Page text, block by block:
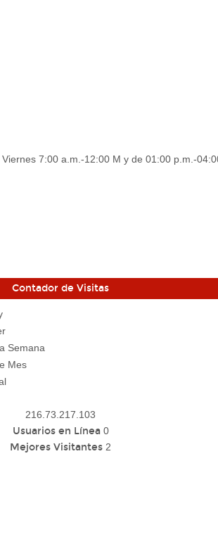
7:00 a.m.-12:00 M y de 01:00 p.m.-
Contador de Visitas
Semana
Mes
216.73.217.103
Usuarios en Línea 0
Mejores Visitantes 2